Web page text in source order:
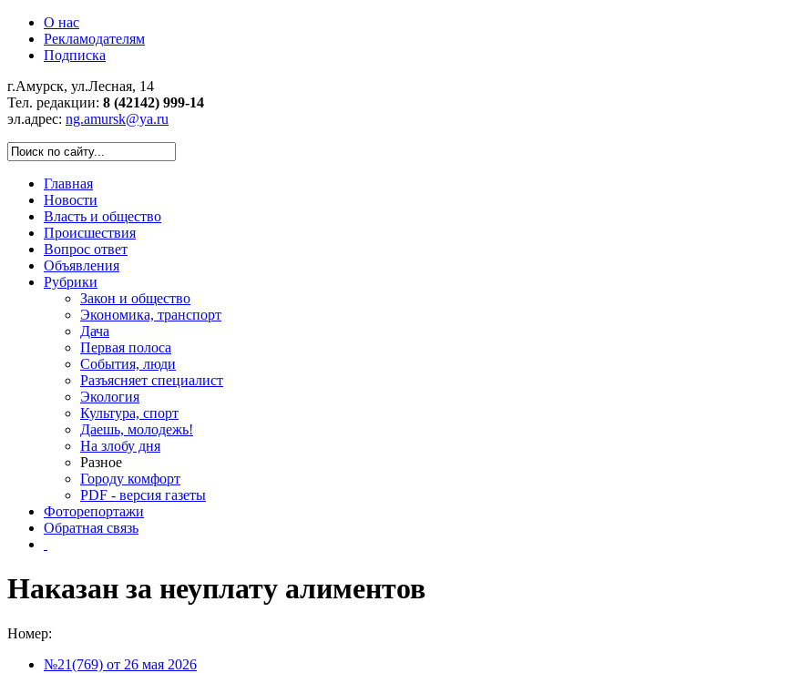
О нас
Рекламодателям
Подписка
г.Амурск, ул.Лесная, 14
Тел. редакции: 8 (42142) 999-14
эл.адрес: ng.amursk@ya.ru
Главная
Новости
Власть и общество
Происшествия
Вопрос ответ
Объявления
Рубрики
Закон и общество
Экономика, транспорт
Дача
Первая полоса
События, люди
Разъясняет специалист
Экология
Культура, спорт
Даешь, молодежь!
На злобу дня
Разное
Городу комфорт
PDF - версия газеты
Фоторепортажи
Обратная связь
Наказан за неуплату алиментов
Номер:
№21(769) от 26 мая 2026